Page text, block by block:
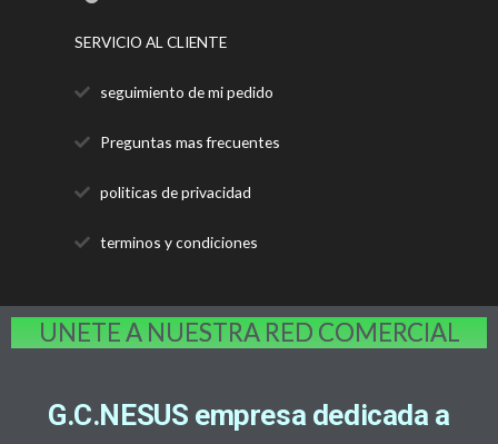
SERVICIO AL CLIENTE
seguimiento de mi pedido
Preguntas mas frecuentes
politicas de privacidad
terminos y condiciones
UNETE A NUESTRA RED COMERCIAL
G.C.NESUS empresa dedicada a